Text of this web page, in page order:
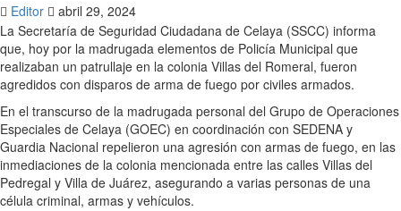
Editor
abril 29, 2024
La Secretaría de Seguridad Ciudadana de Celaya (SSCC) informa
que, hoy por la madrugada elementos de Policía Municipal que
realizaban un patrullaje en la colonia Villas del Romeral, fueron
agredidos con disparos de arma de fuego por civiles armados.
En el transcurso de la madrugada personal del Grupo de Operaciones
Especiales de Celaya (GOEC) en coordinación con SEDENA y
Guardia Nacional repelieron una agresión con armas de fuego, en las
inmediaciones de la colonia mencionada entre las calles Villas del
Pedregal y Villa de Juárez, asegurando a varias personas de una
célula criminal, armas y vehículos.